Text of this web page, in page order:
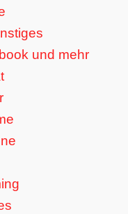
und mehr